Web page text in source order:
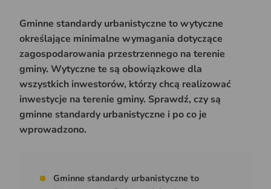
Gminne standardy urbanistyczne to wytyczne
określające minimalne wymagania dotyczące
zagospodarowania przestrzennego na terenie
gminy. Wytyczne te są obowiązkowe dla
wszystkich inwestorów, którzy chcą realizować
inwestycje na terenie gminy. Sprawdź, czy są
gminne standardy urbanistyczne i po co je
wprowadzono.
Gminne standardy urbanistyczne to